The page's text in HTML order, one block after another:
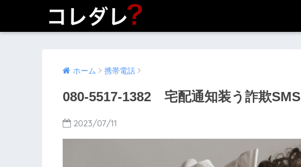
ホーム 携帯電話
080-5517-1382 宅配通知装う詐欺SMS
2023/07/11